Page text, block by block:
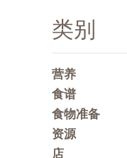
类别
营养
食谱
食物准备
资源
店